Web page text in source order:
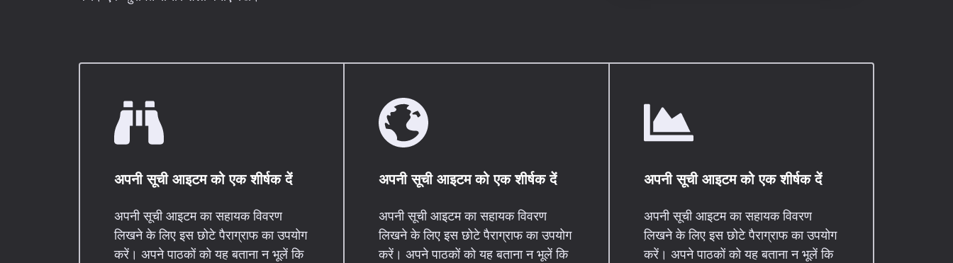
अपनी सूची आइटम को एक शीर्षक दें
अपनी सूची आइटम का सहायक विवरण
लिखने के लिए इस छोटे पैराग्राफ का उपयोग
करें। अपने पाठकों को यह बताना न भूलें कि
अपनी सूची आइटम को एक शीर्षक दें
अपनी सूची आइटम का सहायक विवरण
लिखने के लिए इस छोटे पैराग्राफ का उपयोग
करें। अपने पाठकों को यह बताना न भूलें कि
अपनी सूची आइटम को एक शीर्षक दें
अपनी सूची आइटम का सहायक विवरण
लिखने के लिए इस छोटे पैराग्राफ का उपयोग
करें। अपने पाठकों को यह बताना न भूलें कि